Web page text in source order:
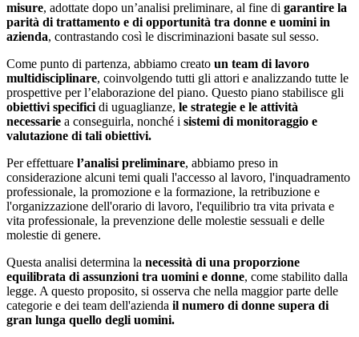
misure, adottate dopo un’analisi preliminare, al fine di garantire la
parità di trattamento e di opportunità tra donne e uomini in
azienda, contrastando così le discriminazioni basate sul sesso.
Come punto di partenza, abbiamo creato un team di lavoro
multidisciplinare, coinvolgendo tutti gli attori e analizzando tutte le
prospettive per l’elaborazione del piano. Questo piano stabilisce gli
obiettivi specifici di uguaglianze, le strategie e le attività
necessarie a conseguirla, nonché i sistemi di monitoraggio e
valutazione di tali obiettivi.
Per effettuare l’analisi preliminare, abbiamo preso in
considerazione alcuni temi quali l'accesso al lavoro, l'inquadramento
professionale, la promozione e la formazione, la retribuzione e
l'organizzazione dell'orario di lavoro, l'equilibrio tra vita privata e
vita professionale, la prevenzione delle molestie sessuali e delle
molestie di genere.
Questa analisi determina la necessità di una proporzione
equilibrata di assunzioni tra uomini e donne, come stabilito dalla
legge. A questo proposito, si osserva che nella maggior parte delle
categorie e dei team dell'azienda il numero di donne supera di
gran lunga quello degli uomini.